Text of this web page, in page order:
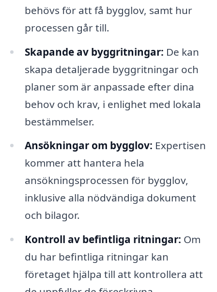
behövs för att få bygglov, samt hur
processen går till.
Skapande av byggritningar: De kan
skapa detaljerade byggritningar och
planer som är anpassade efter dina
behov och krav, i enlighet med lokala
bestämmelser.
Ansökningar om bygglov: Expertisen
kommer att hantera hela
ansökningsprocessen för bygglov,
inklusive alla nödvändiga dokument
och bilagor.
Kontroll av befintliga ritningar: Om
du har befintliga ritningar kan
företaget hjälpa till att kontrollera att